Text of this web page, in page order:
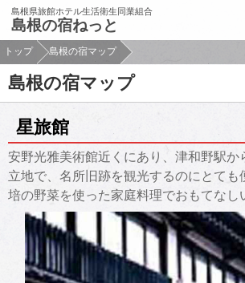
このページの本文へ移動
島根県旅館ホテル生活衛生同業組合
島根の宿ねっと
トップ 島根の宿マップ
島根の宿マップ
星旅館
安野光雅美術館近くにあり、津和野駅か
立地で、名所旧跡を観光するのにとても
培の野菜を使った家庭料理でおもてなし